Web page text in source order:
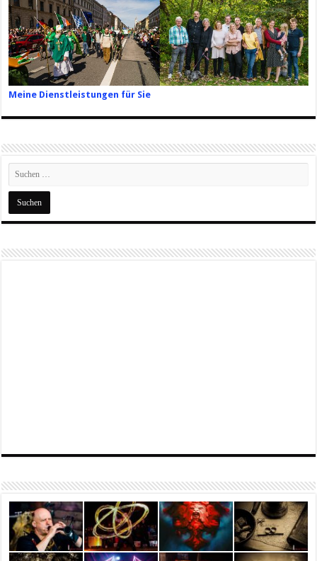
Meine Dienstleistungen für Sie